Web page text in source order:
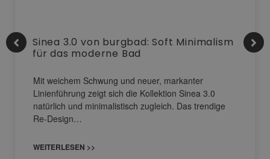
Sinea 3.0 von burgbad: Soft Minimalism
für das moderne Bad
Mit weichem Schwung und neuer, markanter
Linienführung zeigt sich die Kollektion Sinea 3.0
natürlich und minimalistisch zugleich. Das trendige
Re-Design…
WEITERLESEN >>